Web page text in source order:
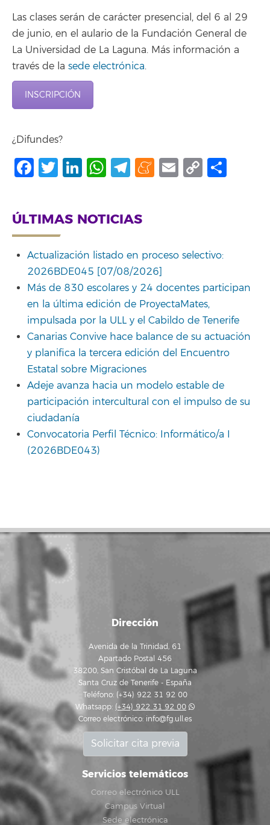
Las clases serán de carácter presencial, del 6 al 29
de junio, en el aulario de la Fundación General de
La Universidad de La Laguna. Más información a
través de la sede electrónica.
INSCRIPCIÓN
¿Difundes?
Facebook
Twitter
LinkedIn
WhatsApp
Telegram
Meneame
Email
Copy
ÚLTIMAS NOTICIAS
Actualización listado en proceso selectivo:
2026BDE045 [07/08/2026]
Más de 830 escolares y 24 docentes participan
en la última edición de ProyectaMates,
impulsada por la ULL y el Cabildo de Tenerife
Canarias Convive hace balance de su actuación
y planifica la tercera edición del Encuentro
Estatal sobre Migraciones
Adeje avanza hacia un modelo estable de
participación intercultural con el impulso de su
ciudadanía
Convocatoria Perfil Técnico: Informático/a I
(2026BDE043)
Dirección
Avenida de la Trinidad, 61
Apartado Postal 456
38200, San Cristóbal de La Laguna
Santa Cruz de Tenerife - España
Teléfono: (+34) 922 31 92 00
Whatsapp: (+34) 922 31 92 00
Correo electrónico: info@fg.ull.es
Solicitar cita previa
Servicios telemáticos
Correo electrónico ULL
Campus Virtual
Sede electrónica